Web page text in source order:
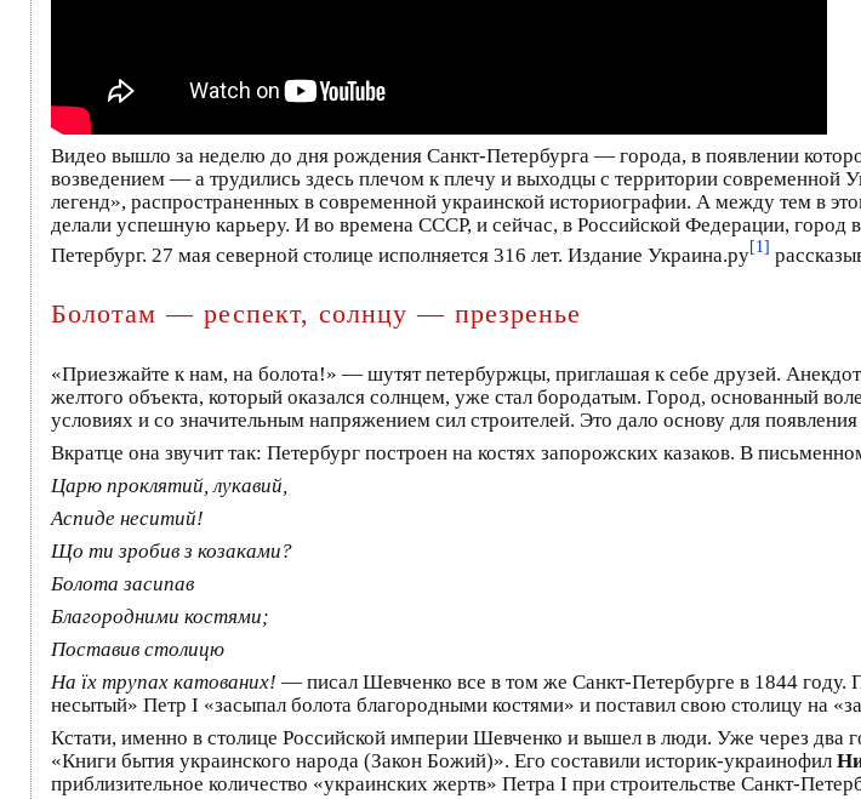
Видео вышло за неделю до дня рождения Санкт-Петербурга — города, в появлении
возведением — а трудились здесь плечом к плечу и выходцы с территории современной
легенд», распространенных в современной украинской историографии. А между тем в
делали успешную карьеру. И во времена СССР, и сейчас, в Российской Федерации,
Петербург. 27 мая северной столице исполняется 316 лет. Издание Украина.ру[1]
Болотам — респект, солнцу — презренье
«Приезжайте к нам, на болота!» — шутят петербуржцы, приглашая к себе друзей.
желтого объекта, который оказался солнцем, уже стал бородатым. Город, основанный
условиях и со значительным напряжением сил строителей. Это дало основу для
Вкратце она звучит так: Петербург построен на костях запорожских казаков. В
Царю проклятий, лукавий,
Аспиде неситий!
Що ти зробив з козаками?
Болота засипав
Благородними костями;
Поставив столицю
На їх трупах катованих! — писал Шевченко все в том же Санкт-Петербурге в 1844 году.
несытый» Петр I «засыпал болота благородными костями» и поставил свою столицу на
Кстати, именно в столице Российской империи Шевченко и вышел в люди. Уже через два
«Книги бытия украинского народа (Закон Божий)». Его составили историк-украинофил
приблизительное количество «украинских жертв» Петра I при строительстве Санкт-